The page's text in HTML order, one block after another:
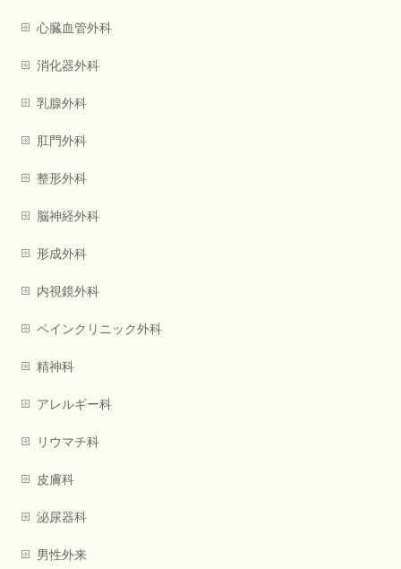
心臓血管外科
消化器外科
乳腺外科
肛門外科
整形外科
脳神経外科
形成外科
内視鏡外科
ペインクリニック外科
精神科
アレルギー科
リウマチ科
皮膚科
泌尿器科
男性外来